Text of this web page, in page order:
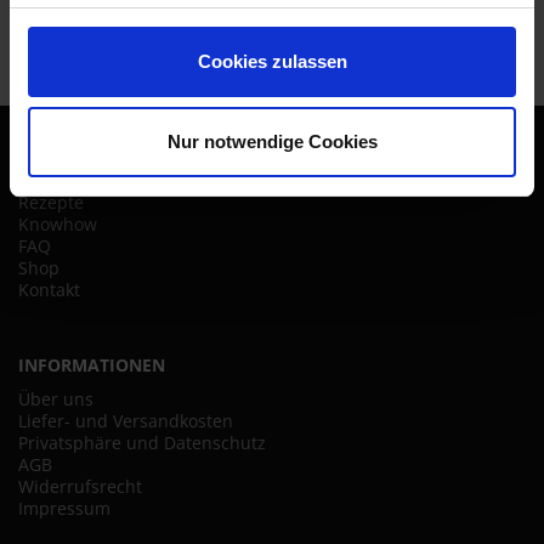
Cookies zulassen
Nur notwendige Cookies
Startseite
Rezepte
Knowhow
FAQ
Shop
Kontakt
INFORMATIONEN
Über uns
Liefer- und Versandkosten
Privatsphäre und Datenschutz
AGB
Widerrufsrecht
Impressum